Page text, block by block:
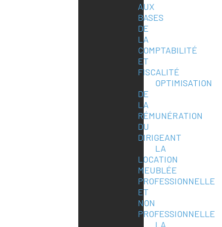
AUX
BASES
DE
LA
COMPTABILITÉ
ET
FISCALITÉ
OPTIMISATION
DE
LA
RÉMUNÉRATION
DU
DIRIGEANT
LA
LOCATION
MEUBLÉE
PROFESSIONNELLE
ET
NON
PROFESSIONNELLE
LA